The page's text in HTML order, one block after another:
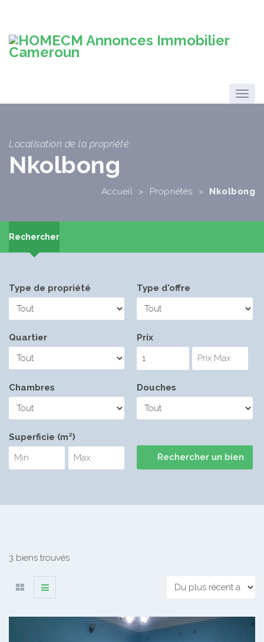
Localisation de la propriété:
Nkolbong
Accueil > Propriétés > Nkolbong
Rechercher
Type de propriété Type d'offre
Quartier Prix
Chambres Douches
Superficie (m²)
3 biens trouvés